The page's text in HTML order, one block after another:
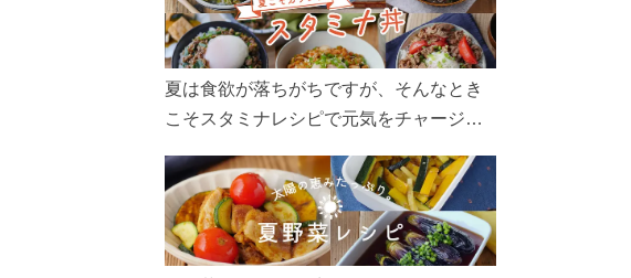
こめ油をもっと好きになるコンテンツを
ぜひお楽しみください。
夏は食欲が落ちがちですが、そんなとき
こそスタミナレシピで元気をチャージ！
リ食べて、夏バテを吹き飛ばしましょ
う！